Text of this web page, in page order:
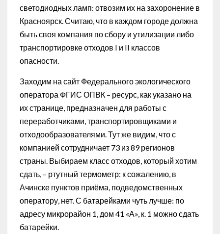
светодиодных ламп: отвозим их на захоронение в
Красноярск. Считаю, что в каждом городе должна
быть своя компания по сбору и утилизации либо
транспортировке отходов I и II классов
опасности.
Заходим на сайт Федерального экологического
оператора ФГИС ОПВК – ресурс, как указано на
их странице, предназначен для работы с
переработчиками, транспортировщиками и
отходообразователями. Тут же видим, что с
компанией сотрудничает 73 из 89 регионов
страны. Выбираем класс отходов, который хотим
сдать, – ртутный термометр: к сожалению, в
Ачинске пунктов приёма, подведомственных
оператору, нет. С батарейками чуть лучше: по
адресу микрорайон 1, дом 41 «А», к. 1 можно сдать
батарейки.